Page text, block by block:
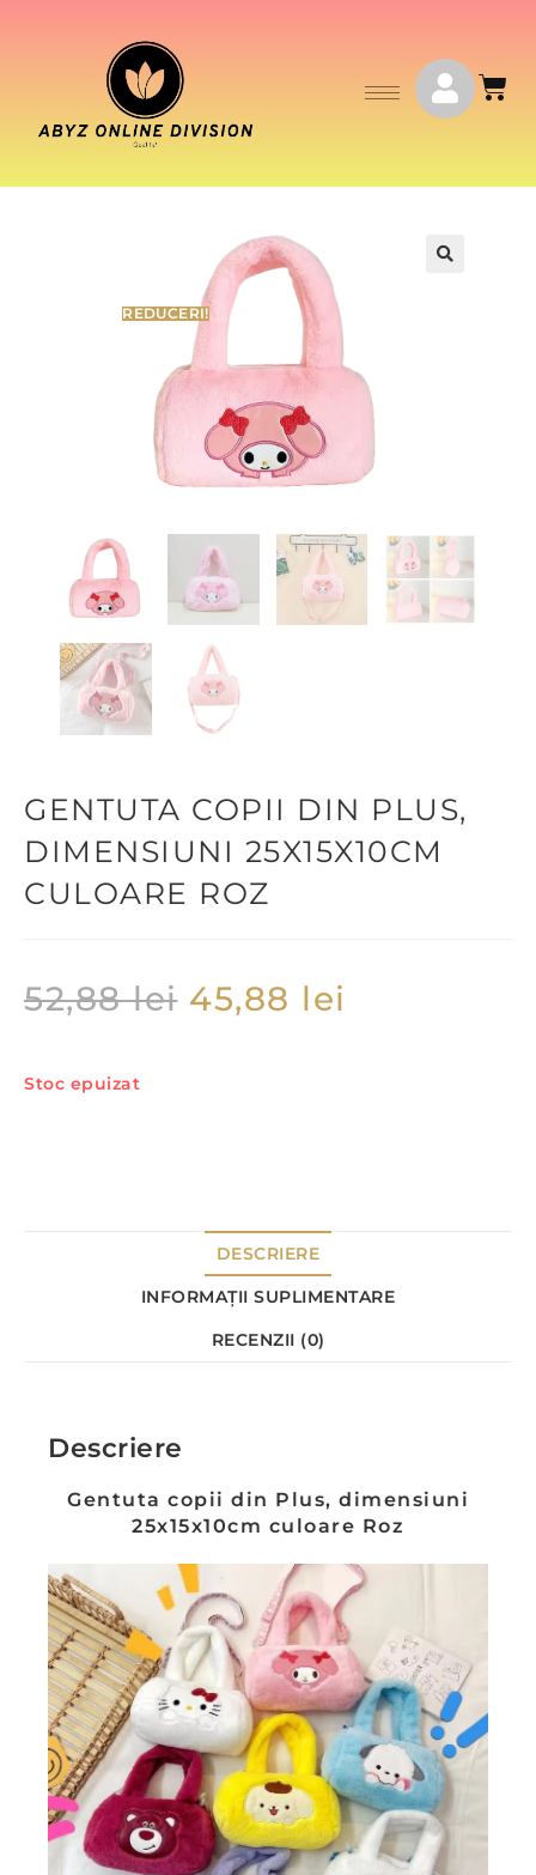
REDUCERI!
GENTUTA COPII DIN PLUS,
DIMENSIUNI 25X15X10CM
CULOARE ROZ
52,88lei 45,88 lei
Stoc epuizat
DESCRIERE
INFORMAȚII SUPLIMENTARE
RECENZII (0)
Descriere
Gentuta copii din Plus, dimensiuni
25x15x10cm culoare Roz